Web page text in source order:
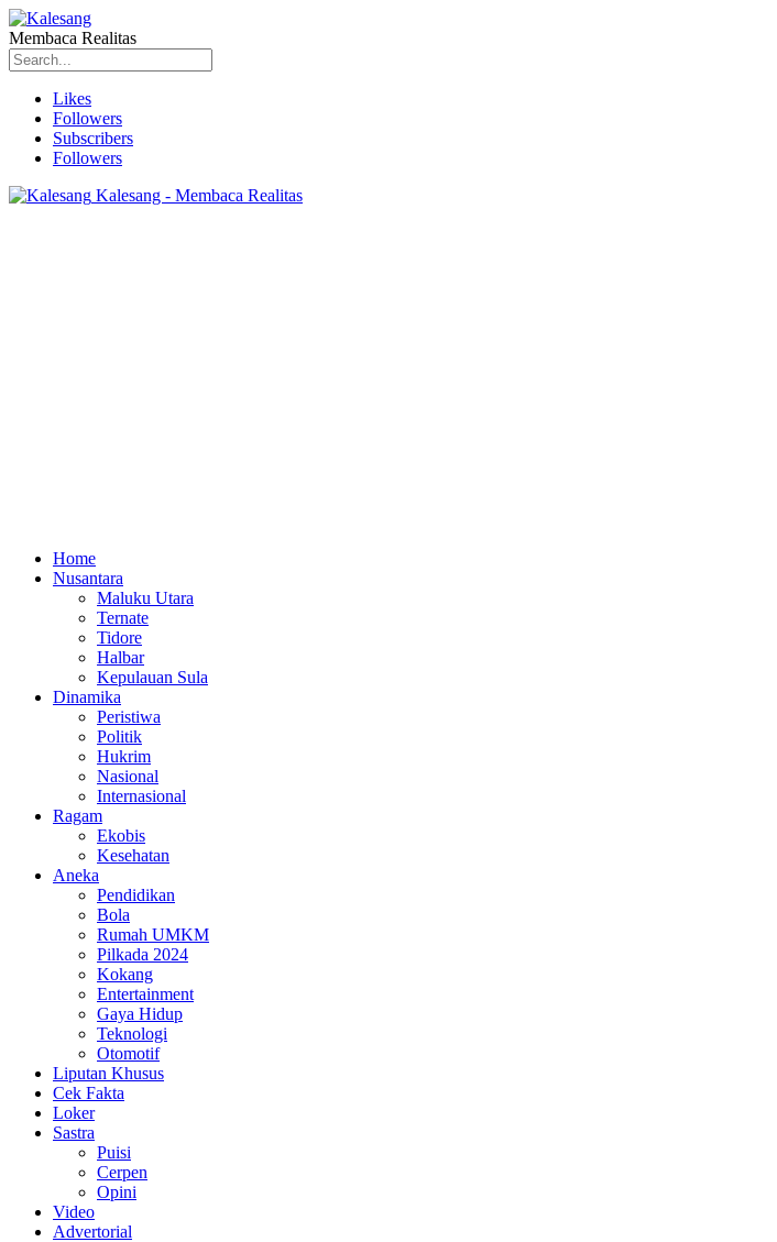
Membaca Realitas
Likes
Followers
Subscribers
Followers
Kalesang - Membaca Realitas
Home
Nusantara
Maluku Utara
Ternate
Tidore
Halbar
Kepulauan Sula
Dinamika
Peristiwa
Politik
Hukrim
Nasional
Internasional
Ragam
Ekobis
Kesehatan
Aneka
Pendidikan
Bola
Rumah UMKM
Pilkada 2024
Kokang
Entertainment
Gaya Hidup
Teknologi
Otomotif
Liputan Khusus
Cek Fakta
Loker
Sastra
Puisi
Cerpen
Opini
Video
Advertorial